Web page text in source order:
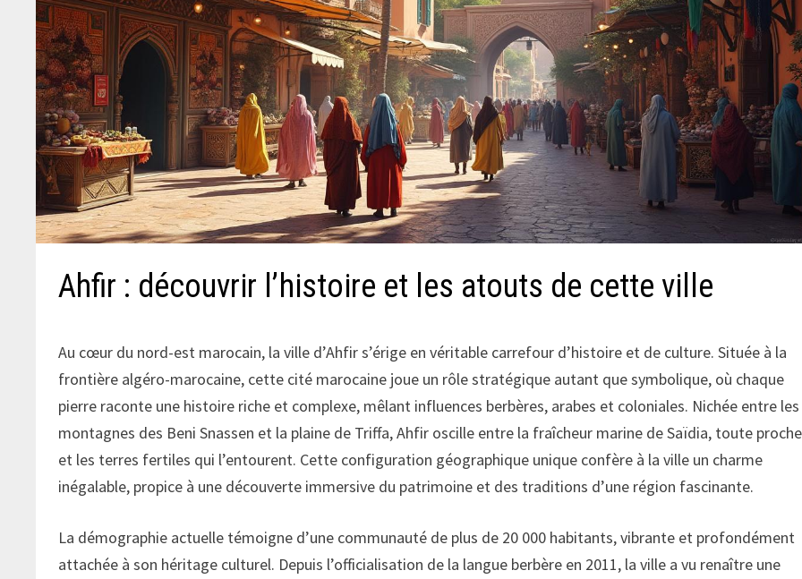
Ahfir : découvrir l’histoire et les atouts de cette ville
Au cœur du nord-est marocain, la ville d’Ahfir s’érige en véritable carrefour d’histoire et de culture. Située à la
frontière algéro-marocaine, cette cité marocaine joue un rôle stratégique autant que symbolique, où chaque
pierre raconte une histoire riche et complexe, mêlant influences berbères, arabes et coloniales. Nichée entre les
montagnes des Beni Snassen et la plaine de Triffa, Ahfir oscille entre la fraîcheur marine de Saïdia, toute
et les terres fertiles qui l’entourent. Cette configuration géographique unique confère à la ville un charme
inégalable, propice à une découverte immersive du patrimoine et des traditions d’une région fascinante.
La démographie actuelle témoigne d’une communauté de plus de 20 000 habitants, vibrante et profondément
attachée à son héritage culturel. Depuis l’officialisation de la langue berbère en 2011, la ville a vu renaître une